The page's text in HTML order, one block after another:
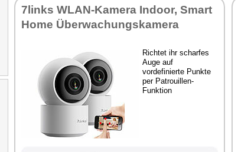
7links WLAN-Kamera Indoor, Smart
Home Überwachungskamera
Richtet ihr scharfes
Auge auf
vordefinierte Punkte
per Patrouillen-
Funktion